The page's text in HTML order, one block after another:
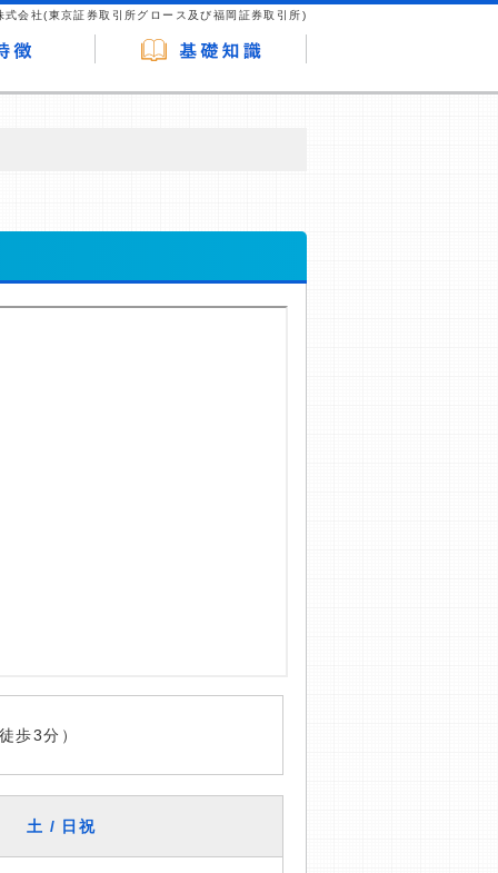
式会社(東京証券取引所グロース及び福岡証券取引所)
歩3分）
土 / 日祝